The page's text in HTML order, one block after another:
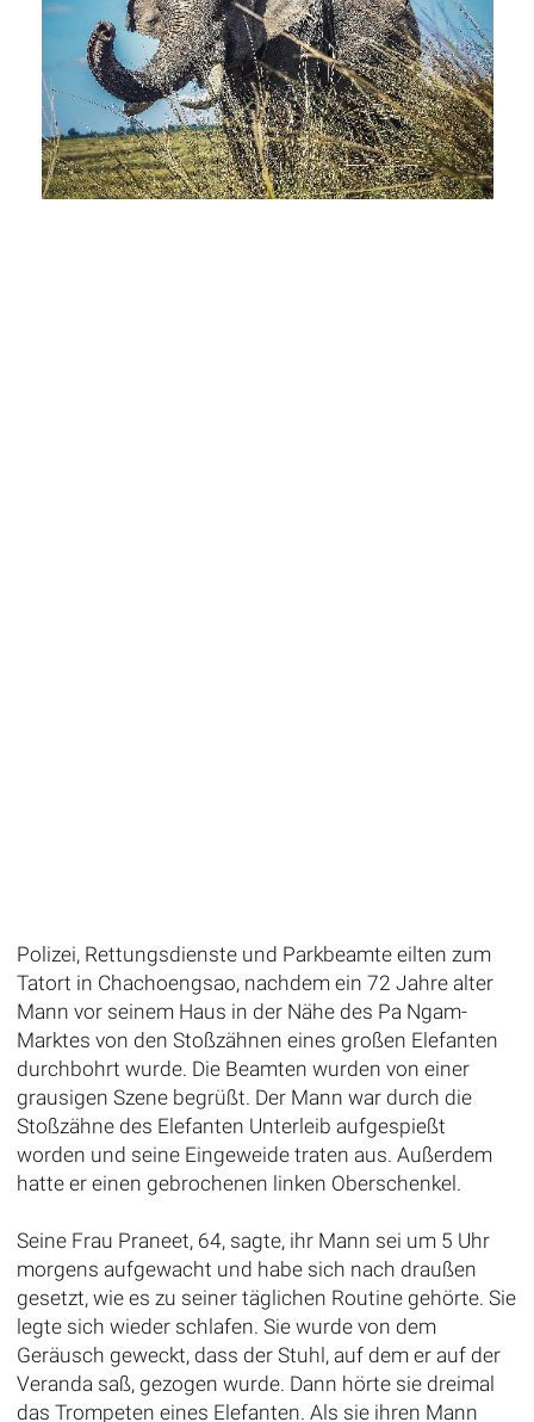
Polizei, Rettungsdienste und Parkbeamte eilten zum
Tatort in Chachoengsao, nachdem ein 72 Jahre alter
Mann vor seinem Haus in der Nähe des Pa Ngam-
Marktes von den Stoßzähnen eines großen Elefanten
durchbohrt wurde. Die Beamten wurden von einer
grausigen Szene begrüßt. Der Mann war durch die
Stoßzähne des Elefanten Unterleib aufgespießt
worden und seine Eingeweide traten aus. Außerdem
hatte er einen gebrochenen linken Oberschenkel.
Seine Frau Praneet, 64, sagte, ihr Mann sei um 5 Uhr
morgens aufgewacht und habe sich nach draußen
gesetzt, wie es zu seiner täglichen Routine gehörte. Sie
legte sich wieder schlafen. Sie wurde von dem
Geräusch geweckt, dass der Stuhl, auf dem er auf der
Veranda saß, gezogen wurde. Dann hörte sie dreimal
das Trompeten eines Elefanten. Als sie ihren Mann